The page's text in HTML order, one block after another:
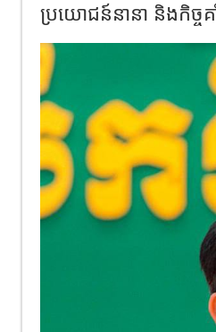
ប្រយោជន៍នានា និងកិច្ច